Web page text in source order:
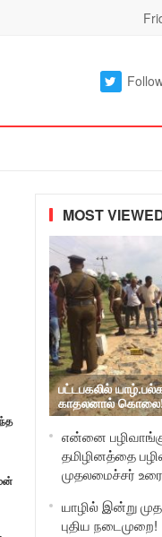
MOST
பட்டபகலில்
காதலனால்
என்னை
தமிழினத்தை
முதலமைச்சர்
யாழில் இன்று
புதிய நடைமுறை!